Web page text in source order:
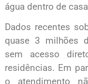
água dentro de
Dados recentes
quase 3 milhões
sem acesso
residências. Em
o atendimento